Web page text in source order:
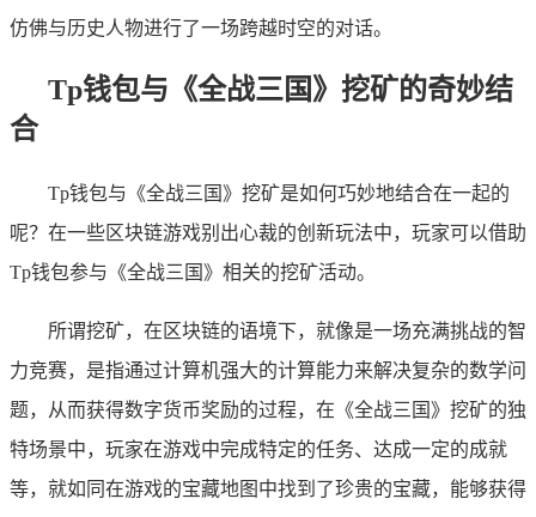
仿佛与历史人物进行了一场跨越时空的对话。
Tp钱包与《全战三国》挖矿的奇妙结
合
Tp钱包与《全战三国》挖矿是如何巧妙地结合在一起的
呢？在一些区块链游戏别出心裁的创新玩法中，玩家可以借助
Tp钱包参与《全战三国》相关的挖矿活动。
所谓挖矿，在区块链的语境下，就像是一场充满挑战的智
力竞赛，是指通过计算机强大的计算能力来解决复杂的数学问
题，从而获得数字货币奖励的过程，在《全战三国》挖矿的独
特场景中，玩家在游戏中完成特定的任务、达成一定的成就
等，就如同在游戏的宝藏地图中找到了珍贵的宝藏，能够获得